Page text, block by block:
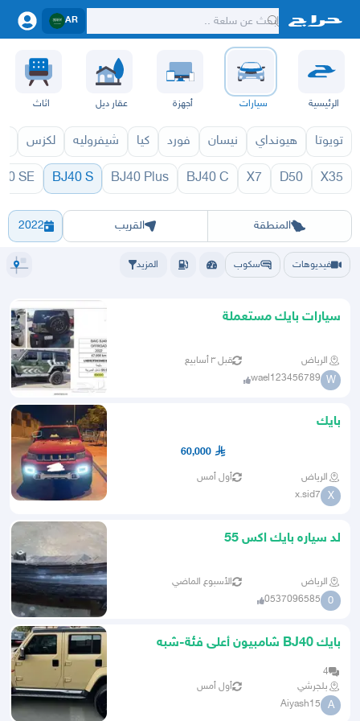
AR
الرئيسية سيارات أجهزة عقار ديل اثاث
تويوتا هيونداي نيسان فورد كيا شيفروليه لكزس
X35
D50
X7
BJ40 C
BJ40 Plus
BJ40 S
SE
المنطقة
الرياض الشرقيهجده الطايف حائلأبها عسيرالباحة
القريب 2022
S 1970
فيديوهات سكوب المزيد
سيارات بايك مستعملة
الرياض قبل ٣ أسابيع
W
wael123456789
بايك
60,000
الرياض أول أمس
X
x.sid7
لد سياره بايك اكس 55
الرياض الأسبوع الماضي
0
0537096585
بايك BJ40 شامبيون أعلى فئة-شبه
4
بلجرشي
أول أمس
A
Aiyash15